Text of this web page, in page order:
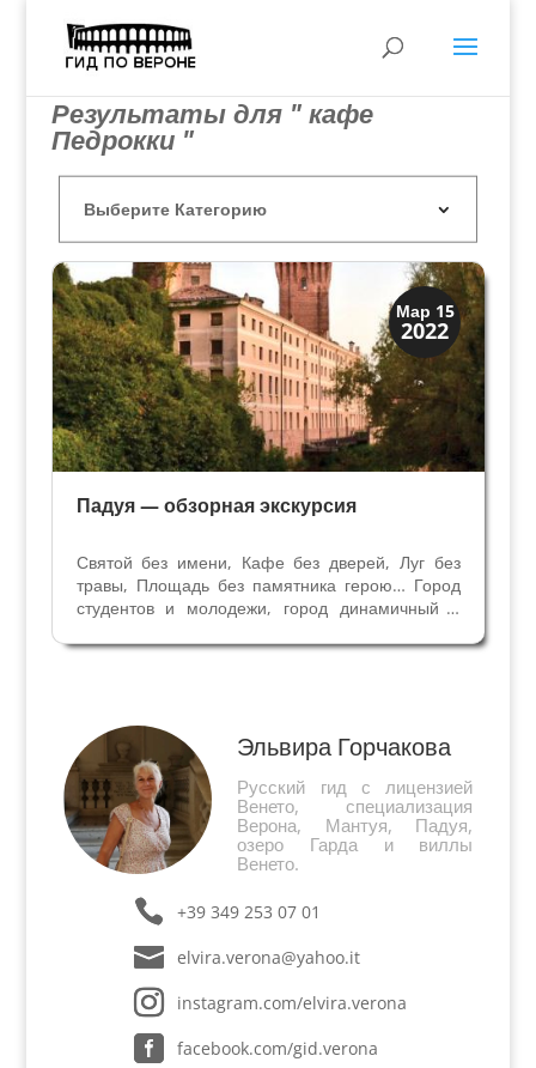
Результаты для " кафе
Педрокки "
Мар 15
2022
Мантуя и Падуя
Экскурсии
Падуя — обзорная экскурсия
Святой без имени, Кафе без дверей, Луг без
травы, Площадь без памятника герою… Город
студентов и молодежи, город динамичный и
свободолюбивый и ученый, самый старый город
Эльвира Горчакова
Русский гид с лицензией
Венето, специализация
Верона, Мантуя, Падуя,
озеро Гарда и виллы
Венето.
+39 349 253 07 01
elvira.verona@yahoo.it
instagram.com/elvira.verona
facebook.com/gid.verona